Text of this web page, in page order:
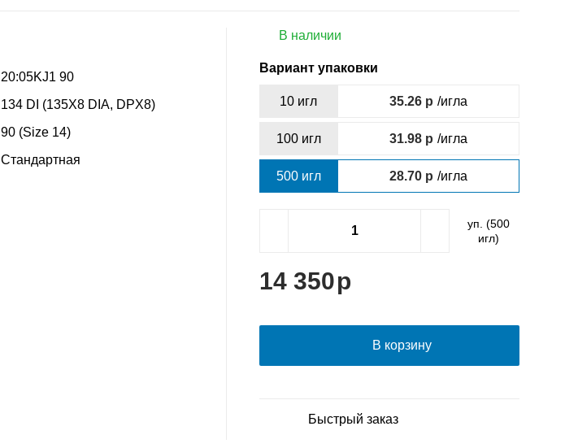
20:05KJ1 90
134 DI (135X8 DIA, DPX8)
90 (Size 14)
Стандартная
В наличии
Вариант упаковки
10 игл 35.26 /игла
100 игл 31.98 /игла
500 игл 28.70 /игла
уп. (500
игл)
14 350
В корзину
Быстрый заказ